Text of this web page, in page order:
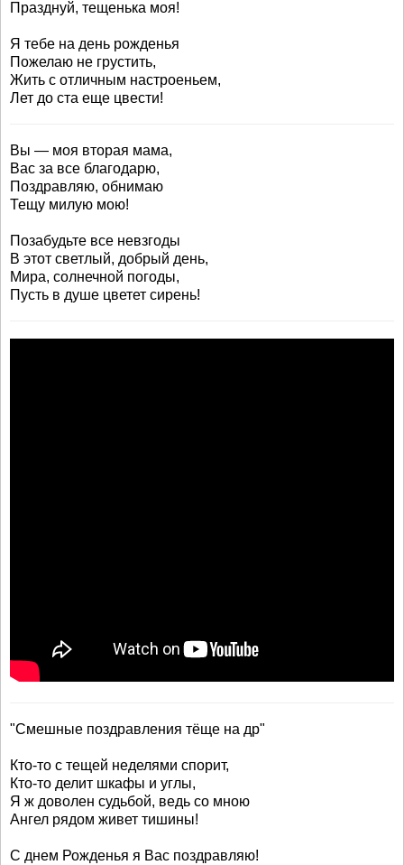
Празднуй, тещенька моя!
Я тебе на день рожденья
Пожелаю не грустить,
Жить с отличным настроеньем,
Лет до ста еще цвести!
Вы — моя вторая мама,
Вас за все благодарю,
Поздравляю, обнимаю
Тещу милую мою!
Позабудьте все невзгоды
В этот светлый, добрый день,
Мира, солнечной погоды,
Пусть в душе цветет сирень!
"Смешные поздравления тёще на др"
Кто-то с тещей неделями спорит,
Кто-то делит шкафы и углы,
Я ж доволен судьбой, ведь со мною
Ангел рядом живет тишины!
С днем Рожденья я Вас поздравляю!